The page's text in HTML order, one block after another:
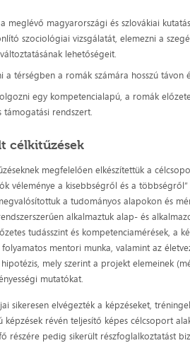
meglévő magyarországi és szlovákiai
szociológiai vizsgálatát, elemezni a
lehetőségeit.
a térségben a romák számára hosszú
egy kompetencialapú, a romák
támogatási rendszert.
célkitűzések
megfelelően elkészítettük a
véleménye a kisebbségről és a
a tudományos alapokon és
alkalmaztuk alap- és
tudásszint és kompetenciamérések, a
folyamatos mentori munka, valamint az
mely szerint a projekt elemeinek
mutatókat.
sikeresen elvégezték a képzéseket,
képzések révén teljesítő képes célcsoport
részére pedig sikerült részfoglalkoztatást